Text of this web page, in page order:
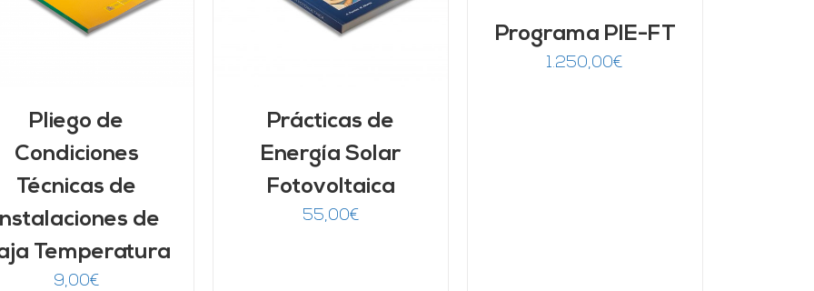
Pliego de
Condiciones
Técnicas de
de
Temperatura
9,00€
Prácticas de
Energía Solar
Fotovoltaica
55,00€
Programa PIE-FT
1.250,00€